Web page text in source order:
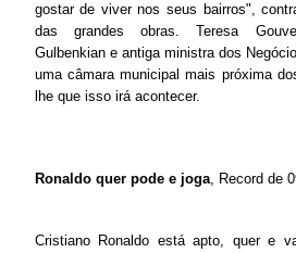
gostar de viver nos seus bairros",
das grandes obras. Teresa
Gulbenkian e antiga ministra dos
uma câmara municipal mais próxima
lhe que isso irá acontecer.
Ronaldo quer pode e joga, Record de
Cristiano Ronaldo está apto, quer e